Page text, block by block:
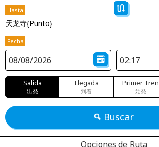
Hasta
天龙寺{Punto}
Fecha
Salida
出発
Llegada
到着
Primer Tren
始発
Buscar
Opciones de Ruta